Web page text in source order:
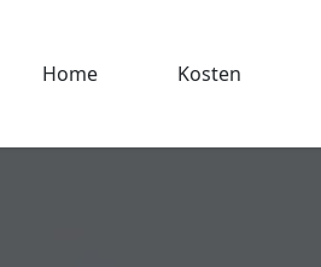
Home Kosten